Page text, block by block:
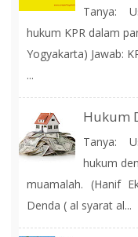
Tanya:
hukum KPR dalam
Yogyakarta) Jawab:
...
Hukum
Tanya:
hukum
muamalah. (Hanif
Denda ( al syarat al...